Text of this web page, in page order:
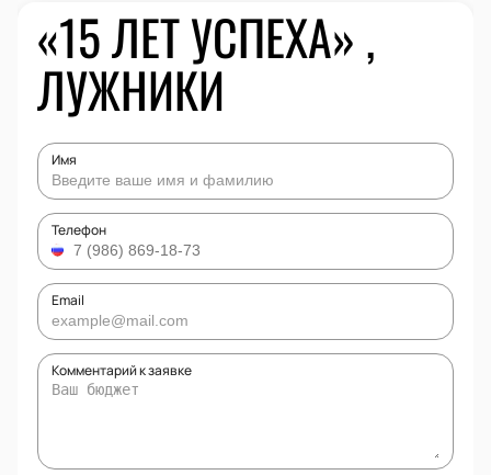
«15 ЛЕТ УСПЕХА» ,
ЛУЖНИКИ
Имя
Телефон
Email
Комментарий к заявке